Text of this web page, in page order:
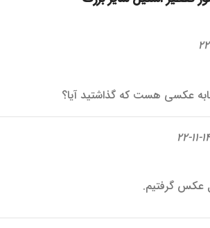
عکسی هست که گذاشتید آیا؟
عکس گرفتیم.